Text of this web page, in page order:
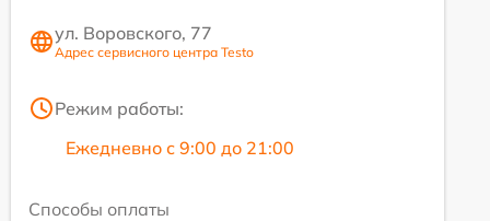
ул. Воровского, 77
Адрес сервисного центра Testo
Режим работы:
Ежедневно с 9:00 до 21:00
Способы оплаты